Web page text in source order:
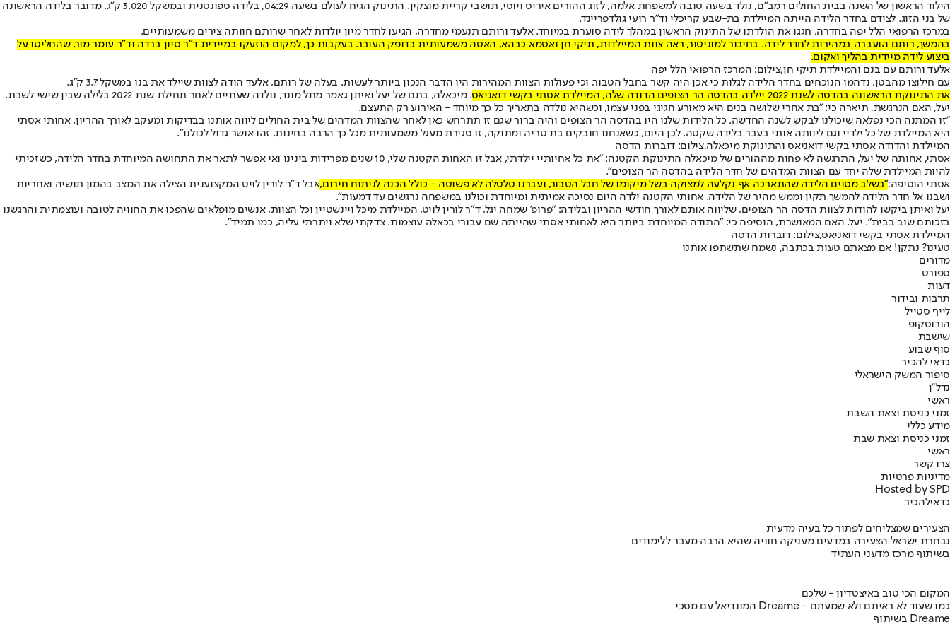
הילוד הראשון של השנה בבית החולים רמב"ם, נולד בשעה טובה למשפחת אלמה, לזוג ההורים איריס ויוסי, תושבי קריית מוצקין. התינוק הגיח לעולם בשעה 04:29, בלידה ספונטנית ובמשקל 3.020 ק"ג. מדובר בלידה הראשונה
של בני הזוג. לצידם בחדר הלידה הייתה המיילדת בת-שבע קריכלי וד"ר רועי גולדפריינד.
במרכז הרפואי הלל יפה בחדרה, חגגו את הולדתו של התינוק הראשון במהלך לידה סוערת במיוחד. אלעד ורותם תנעמי מחדרה, הגיעו לחדר מיון יולדות לאחר שרותם חוותה צירים משמעותיים.
בהמשך, רותם הועברה במהירות לחדר לידה. בחיבור למוניטור, ראה צוות המיילדות, תיקי חן ואסמא כבהא, האטה משמעותית בדופק העובר. בעקבות כך, למקום הוזעקו במיידית ד"ר סיון ברדה וד"ר עומר מור, שהחליטו על
ביצוע לידה מיידית בהליך ואקום.
אלעד ורותם עם בנם והמיילדת תיקי חן,צילום: המרכז הרפואי הלל יפה
עם חילוצו מהבטן, נדהמו הנוכחים בחדר הלידה לגלות כי אכן היה קשר בחבל הטבור, וכי פעולות הצוות המהירות היו הדבר הנכון ביותר לעשות. בעלה של רותם, אלעד הודה לצוות שיילד את בנו במשקל 3.7 ק"ג.
את התינוקת הראשונה בהדסה לשנת 2022 יילדה בהדסה הר הצופים הדודה שלה, המיילדת אסתי בקשי דואניאס
. מיכאלה, בתם של יעל ואיתן גאמר מתל מונד, נולדה שעתיים לאחר תחילת שנת 2022 בלילה שבין שישי לשבת.
יעל, האם הנרגשת, תיארה כי: "בת אחרי שלושה בנים היא מאורע חגיגי בפני עצמו, וכשהיא נולדה בתאריך כל כך מיוחד - האירוע רק התעצם.
"זו המתנה הכי נפלאה שיכולנו לבקש לשנה החדשה. כל הלידות שלנו היו בהדסה הר הצופים והיה ברור שגם זו תתרחש כאן לאחר שהצוות המדהים של בית החולים ליווה אותנו בבדיקות ומעקב לאורך ההריון. אחותי אסתי
היא המיילדת של כל ילדיי וגם ליוותה אותי בעבר בלידה שקטה. לכן היום, כשאנחנו חובקים בת טריה ומתוקה, זו סגירת מעגל משמעותית מכל כך הרבה בחינות, זהו אושר גדול לכולנו".
המיילדת והדודה אסתי בקשי דואניאס והתינוקת מיכאלה,צילום: דוברות הדסה
אסתי, אחותה של יעל, התרגשה לא פחות מההורים של מיכאלה התינוקת הקטנה: "את כל אחיותיי יילדתי, אבל זו האחות הקטנה שלי, 10 שנים מפרידות בינינו ואי אפשר לתאר את התחושה המיוחדת בחדר הלידה, כשזכיתי
להיות המיילדת שלה יחד עם הצוות המדהים של חדר הלידה בהדסה הר הצופים".
אסתי הוסיפה:"בשלב מסוים הלידה שהתארכה אף נקלעה למצוקה בשל מיקומו של חבל הטבור, ועברנו טלטלה לא פשוטה - כולל הכנה לניתוח חירום,אבל ד״ר לורין לויט המקצוענית הצילה את המצב בהמון תושיה ואחריות
ושבנו אל חדר הלידה להמשך תקין וממש מהיר של הלידה. אחותי הקטנה ילדה היום נסיכה אמיתית ומיוחדת וכולנו במשפחה נרגשים עד דמעות".
יעל ואיתן ביקשו להודות לצוות הדסה הר הצופים, שליווה אותם לאורך חודשי ההריון ובלידה: "פרופ׳ שמחה יגל, ד״ר לורין לויט, המיילדת מיכל ויינשטיין וכל הצוות, אנשים מופלאים שהפכו את החוויה לטובה ועוצמתית והרגשנו
בזכותם שוב בבית״. יעל, האם המאושרת, הוסיפה כי: ״התודה המיוחדת ביותר היא לאחותי אסתי שהייתה שם עבורי בכאלה עוצמות. צדקתי שלא ויתרתי עליה, כמו תמיד".
המיילדת אסתי בקשי דואניאס,צילום: דוברות הדסה
טעינו? נתקן! אם מצאתם טעות בכתבה, נשמח שתשתפו אותנו
מדורים
ספורט
דעות
תרבות ובידור
לייף סטייל
הורוסקופ
שישבת
סוף שבוע
כדאי להכיר
סיפור המשק הישראלי
נדל"ן
ראשי
זמני כניסת וצאת השבת
מידע כללי
זמני כניסת וצאת שבת
ראשי
צרו קשר
מדיניות פרטיות
Hosted by SPD
כדאילהכיר
הצעירים שמצליחים לפתור כל בעיה מדעית
נבחרת ישראל הצעירה במדעים מעניקה חוויה שהיא הרבה מעבר ללימודים
בשיתוף מרכז מדעני העתיד
המקום הכי טוב באיצטדיון - שלכם
המונדיאל עם מסכי Dreame - כמו שעוד לא ראיתם ולא שמעתם
בשיתוף Dreame